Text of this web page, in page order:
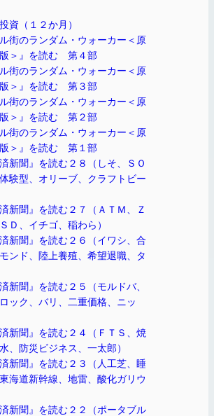
資（１２か月）
ル街のランダム・ウォーカー＜原
＞』を読む 第４部
ル街のランダム・ウォーカー＜原
＞』を読む 第３部
ル街のランダム・ウォーカー＜原
＞』を読む 第２部
ル街のランダム・ウォーカー＜原
＞』を読む 第１部
済新聞』を読む２８（しそ、ＳＯ
験型、オリーブ、クラフトビー
済新聞』を読む２７（ＡＴＭ、Ｚ
Ｄ、イチゴ、稲わら）
済新聞』を読む２６（イワシ、合
ンド、陸上養殖、希望退職、タ
新聞』を読む２５（モルドバ、
ック、バリ、二重価格、ニッ
済新聞』を読む２４（ＦＴＳ、焼
、防災ビジネス、一太郎）
済新聞』を読む２３（人工芝、睡
海道新幹線、地雷、酸化ガリウ
済新聞』を読む２２（ポータブル